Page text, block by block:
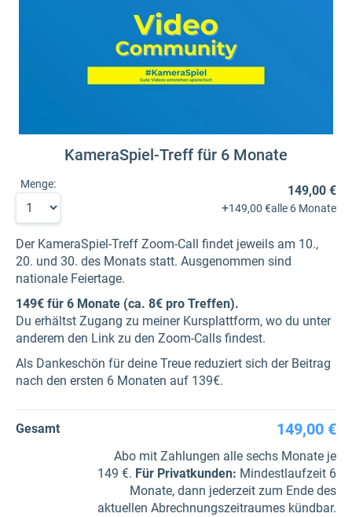
KameraSpiel-Treff für 6 Monate
Menge:
149,00 €
+149,00 €alle 6 Monate
Der KameraSpiel-Treff Zoom-Call findet jeweils am 10.,
20. und 30. des Monats statt. Ausgenommen sind
nationale Feiertage.
149€ für 6 Monate (ca. 8€ pro Treffen).
Du erhältst Zugang zu meiner Kursplattform, wo du unter
anderem den Link zu den Zoom-Calls findest.
Als Dankeschön für deine Treue reduziert sich der Beitrag
nach den ersten 6 Monaten auf 139€.
Gesamt 149,00 €
Abo mit Zahlungen alle sechs Monate je
149 €. Für Privatkunden: Mindestlaufzeit 6
Monate, dann jederzeit zum Ende des
aktuellen Abrechnungszeitraumes kündbar.